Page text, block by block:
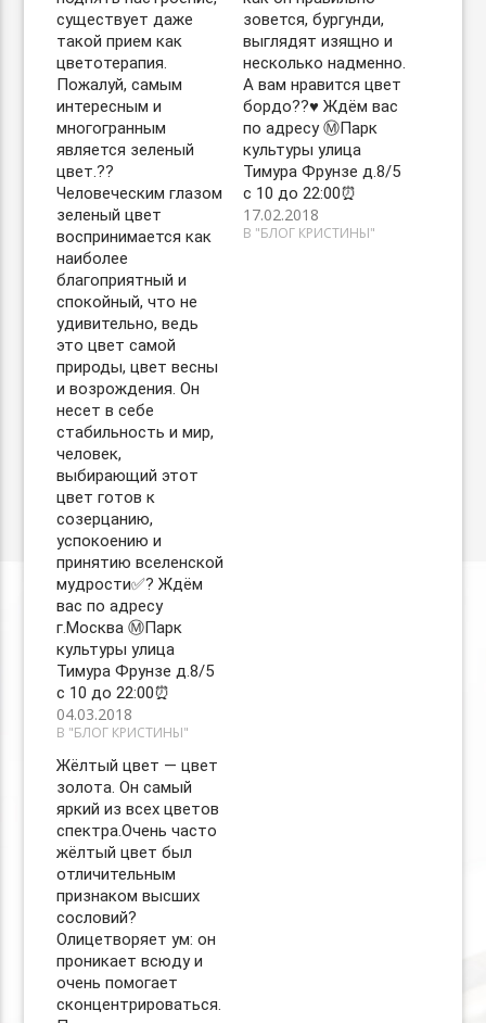
существует даже
такой прием как
цветотерапия.
Пожалуй, самым
интересным и
многогранным
является зеленый
цвет.??
Человеческим глазом
зеленый цвет
воспринимается как
наиболее
благоприятный и
спокойный, что не
удивительно, ведь
это цвет самой
природы, цвет весны
и возрождения. Он
несет в себе
стабильность и мир,
человек,
выбирающий этот
цвет готов к
созерцанию,
успокоению и
принятию вселенской
мудрости✅? Ждём
вас по адресу
г.Москва Ⓜ️Парк
культуры улица
Тимура Фрунзе д.8/5
с 10 до 22:00⏰
04.03.2018
В "БЛОГ КРИСТИНЫ"
зовется, бургунди,
выглядят изящно и
несколько надменно.
А вам нравится цвет
бордо??♥️ Ждём вас
по адресу Ⓜ️Парк
культуры улица
Тимура Фрунзе д.8/5
с 10 до 22:00⏰
17.02.2018
В "БЛОГ КРИСТИНЫ"
Жёлтый цвет — цвет
золота. Он самый
яркий из всех цветов
спектра.Очень часто
жёлтый цвет был
отличительным
признаком высших
сословий?
Олицетворяет ум: он
проникает всюду и
очень помогает
сконцентрироваться.